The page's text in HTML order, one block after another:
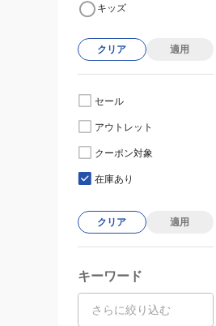
キッズ
クリア 適用
セール
アウトレット
クーポン対象
在庫あり
クリア 適用
キーワード